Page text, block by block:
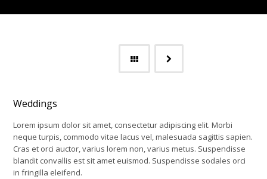
Weddings
Lorem ipsum dolor sit amet, consectetur adipiscing elit. Morbi
neque turpis, commodo vitae lacus vel, malesuada sagittis sapien.
Cras et orci auctor, varius lorem non, varius metus. Suspendisse
blandit convallis est sit amet euismod. Suspendisse sodales orci
in fringilla eleifend.